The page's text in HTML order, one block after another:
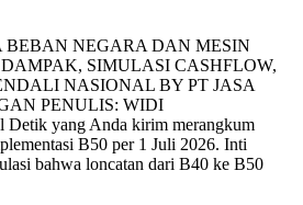
BEBAN NEGARA DAN MESIN
SIMULASI CASHFLOW,
NASIONAL BY PT JASA
PENULIS: WIDI
yang Anda kirim merangkum
B50 per 1 Juli 2026. Inti
bahwa loncatan dari B40 ke B50